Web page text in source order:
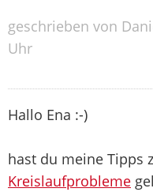
geschrieben von
Uhr
Hallo Ena :-)
hast du meine Tipps
Kreislaufprobleme